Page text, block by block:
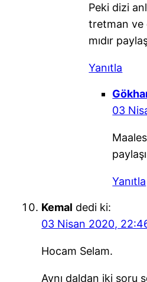
Peki dizi
tretman ve
mıdır
Yanıtla
03
Yanıtla
Kemal dedi ki:
03 Nisan 2020,
Hocam Selam.
Aynı daldan iki soru